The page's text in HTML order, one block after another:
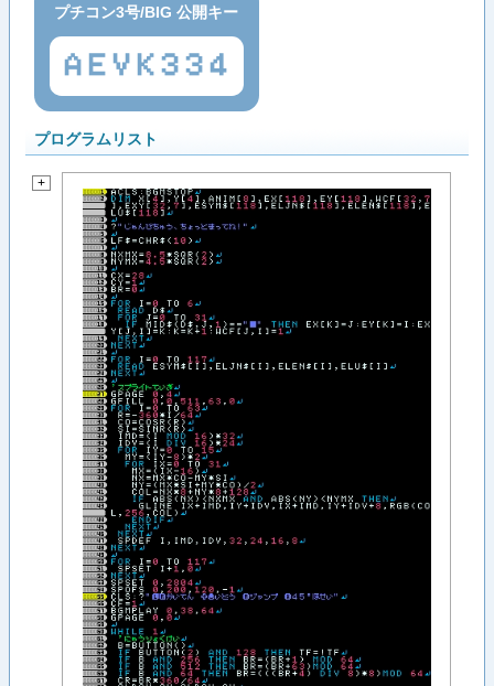
プチコン3号/BIG 公開キー
AEVK334
プログラムリスト
+